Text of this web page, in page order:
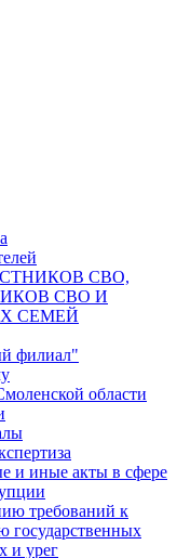
СВО,
СВО И
СЕМЕЙ
филиал"
области
и иные акты в сфере
требований к
государственных
и урег